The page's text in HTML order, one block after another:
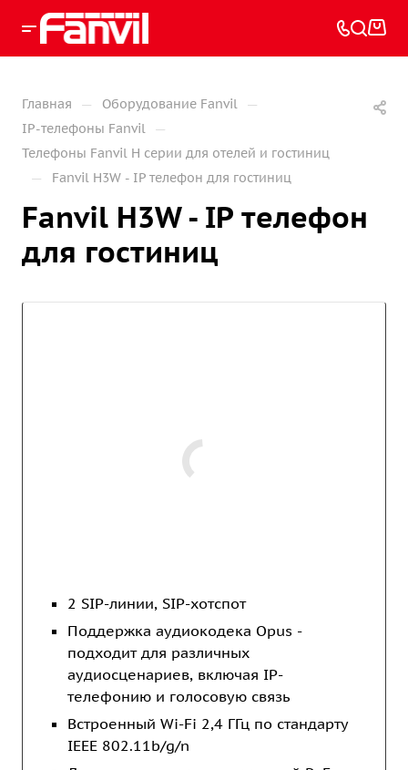
Главная — Оборудование Fanvil —
IP-телефоны Fanvil —
Телефоны Fanvil H серии для отелей и гостиниц
— Fanvil H3W - IP телефон для гостиниц
Fanvil H3W - IP телефон
для гостиниц
2 SIP-линии, SIP-хотспот
Поддержка аудиокодека Opus -
подходит для различных
аудиосценариев, включая IP-
телефонию и голосовую связь
Встроенный Wi-Fi 2,4 ГГц по стандарту
IEEE 802.11b/g/n